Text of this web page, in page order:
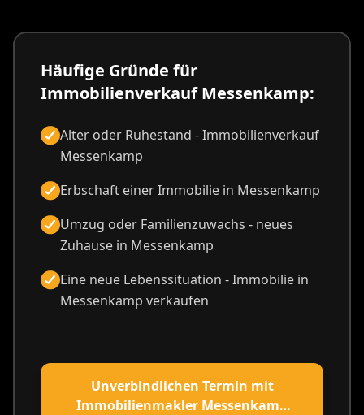
Häufige Gründe für
Immobilienverkauf Messenkamp:
Alter oder Ruhestand - Immobilienverkauf
Messenkamp
Erbschaft einer Immobilie in Messenkamp
Umzug oder Familienzuwachs - neues
Zuhause in Messenkamp
Eine neue Lebenssituation - Immobilie in
Messenkamp verkaufen
Unverbindlichen Termin mit
Immobilienmakler Messenkamp